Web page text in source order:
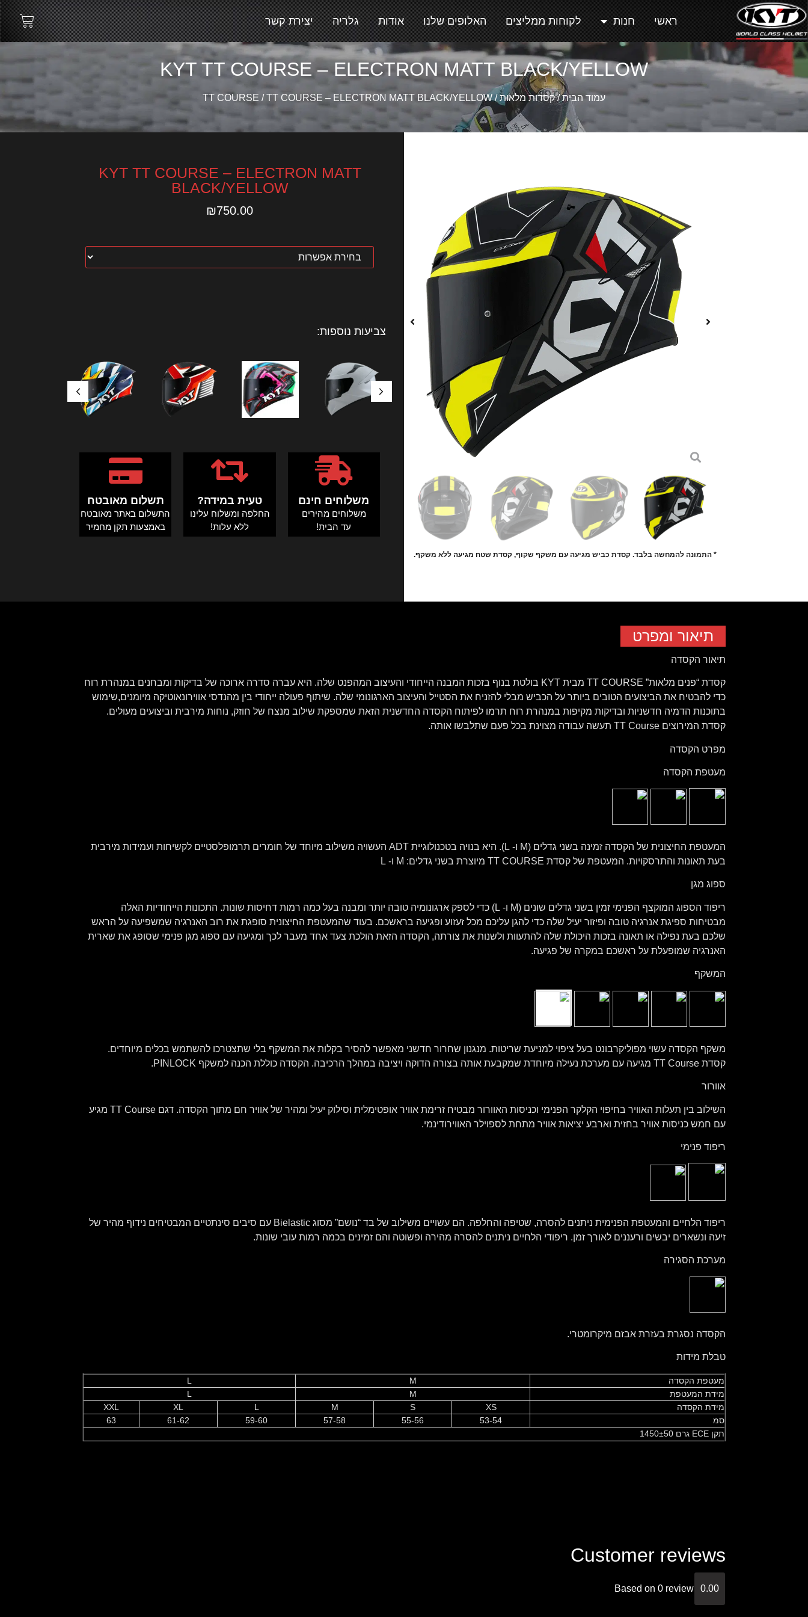
ראשי חנות לקוחות ממליצים האלופים שלנו אודות גלריה יצירת קשר
KYT TT COURSE – ELECTRON MATT BLACK/YELLOW
עמוד הבית/קסדות מלאות/
TT COURSE / TT COURSE – ELECTRON MATT BLACK/YELLOW
* התמונה להמחשה בלבד. קסדת כביש מגיעה עם משקף שקוף, קסדת שטח מגיעה ללא משקף.
KYT TT COURSE – ELECTRON MATT
BLACK/YELLOW
₪750.00
צביעות נוספות:
משלוחים חינם
משלוחים מהירים
עד הבית!
טעית במידה?
החלפה ומשלוח עלינו
ללא עלות!
תשלום מאובטח
התשלום באתר מאובטח
באמצעות תקן מחמיר
תיאור ומפרט
תיאור הקסדה
קסדת “פנים מלאות” TT COURSE מבית KYT בולטת בנוף בזכות המבנה הייחודי והעיצוב המהפנט שלה. היא עברה סדרה ארוכה של בדיקות ומבחנים במנהרת רוח
כדי להבטיח את הביצועים הטובים ביותר על הכביש מבלי להזניח את הסטייל והעיצוב הארגונומי שלה. שיתוף פעולה ייחודי בין מהנדסי אווירונאוטיקה מיומנים,שימוש
בתוכנות הדמיה חדשניות ובדיקות מקיפות במנהרת רוח תרמו לפיתוח הקסדה החדשנית הזאת שמספקת שילוב מנצח של חוזק, נוחות מירבית וביצועים מעולים.
קסדת המירוצים TT Course תעשה עבודה מצוינת בכל פעם שתלבשו אותה.
מפרט הקסדה
מעטפת הקסדה
המעטפת החיצונית של הקסדה זמינה בשני גדלים (M ו- L). היא בנויה בטכנולוגיית ADT העשויה משילוב מיוחד של חומרים תרמופלסטיים לקשיחות ועמידות מירבית
בעת תאונות והתרסקויות. המעטפת של קסדת TT COURSE מיוצרת בשני גדלים: M ו- L
ספוג מגן
ריפוד הספוג המוקצף הפנימי זמין בשני גדלים שונים (M ו- L) כדי לספק ארגונומיה טובה יותר ומבנה בעל כמה רמות דחיסות שונות. התכונות הייחודיות האלה
מבטיחות ספיגת אנרגיה טובה ופיזור יעיל שלה כדי להגן עליכם מכל זעזוע ופגיעה בראשכם. בעוד שהמעטפת החיצונית סופגת את רוב האנרגיה שמשפיעה על הראש
שלכם בעת נפילה או תאונה בזכות היכולת שלה להתעוות ולשנות את צורתה, הקסדה הזאת הולכת צעד אחד מעבר לכך ומגיעה עם ספוג מגן פנימי שסופג את שארית
האנרגיה שמופעלת על ראשכם במקרה של פגיעה.
המשקף
משקף הקסדה עשוי מפוליקרבונט בעל ציפוי למניעת שריטות. מנגנון שחרור חדשני מאפשר להסיר בקלות את המשקף בלי שתצטרכו להשתמש בכלים מיוחדים.
קסדת TT Course מגיעה עם מערכת נעילה מיוחדת שמקבעת אותה בצורה הדוקה ויציבה במהלך הרכיבה. הקסדה כוללת הכנה למשקף PINLOCK.
אוורור
השילוב בין תעלות האוויר בחיפוי הקלקר הפנימי וכניסות האוורור מבטיח זרימת אוויר אופטימלית וסילוק יעיל ומהיר של אוויר חם מתוך הקסדה. דגם TT Course מגיע
עם חמש כניסות אוויר בחזית וארבע יציאות אוויר מתחת לספוילר האווירודינמי.
ריפוד פנימי
ריפוד הלחיים והמעטפת הפנימית ניתנים להסרה, שטיפה והחלפה. הם עשויים משילוב של בד “נושם” מסוג Bielastic עם סיבים סינתטיים המבטיחים נידוף מהיר של
זיעה ונשארים יבשים ורעננים לאורך זמן. ריפודי הלחיים ניתנים להסרה מהירה ופשוטה והם זמינים בכמה רמות עובי שונות.
מערכת הסגירה
הקסדה נסגרת בעזרת אבזם מיקרומטרי.
טבלת מידות
מעטפת הקסדה M
L
מידת המעטפת
M
L
מידת הקסדה
XS
S
M
L
XL
XXL
סמ
53-54
55-56
57-58
59-60
61-62
63
תקן ECE גרם 1450±50
Customer reviews
0.00
Based on 0 review